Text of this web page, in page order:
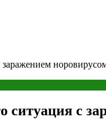
ситуация с